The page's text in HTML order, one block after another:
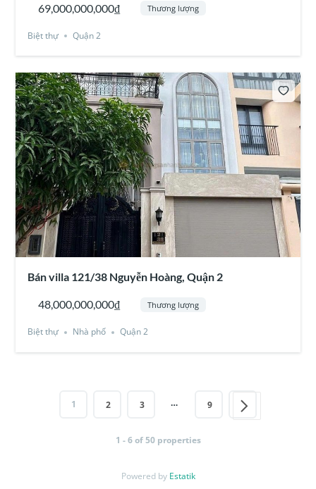
69,000,000,000₫ Thương lượng
Biệt thự Quận 2
Bán villa 121/38 Nguyễn Hoàng, Quận 2
48,000,000,000₫ Thương lượng
Biệt thự Nhà phố Quận 2
1 2 3 … 9
1 - 6 of 50 properties
Powered by Estatik